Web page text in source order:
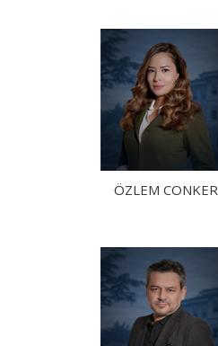
ÖZLEM CONKER